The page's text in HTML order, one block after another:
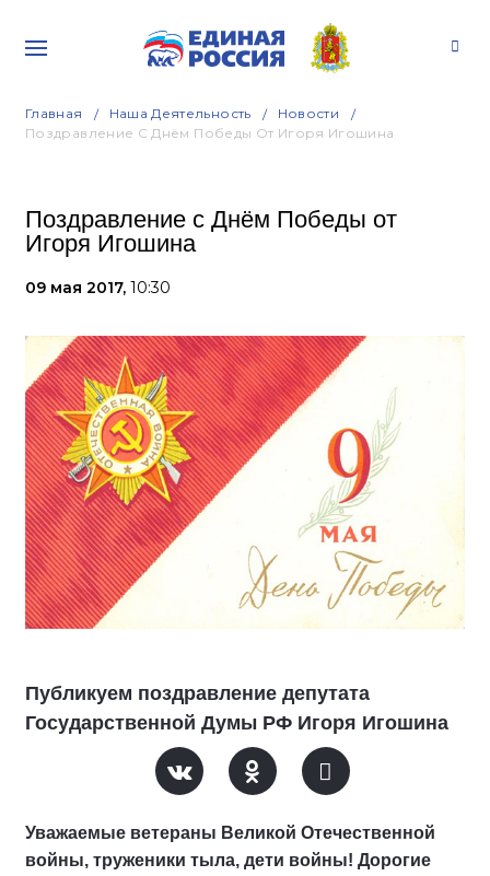
Главная Наша Деятельность
Новости
Поздравление С Днём Победы От Игоря Игошина
Поздравление с Днём Победы от
Игоря Игошина
09 мая 2017, 10:30
Публикуем поздравление депутата
Государственной Думы РФ Игоря Игошина
Уважаемые ветераны Великой Отечественной
войны, труженики тыла, дети войны! Дорогие